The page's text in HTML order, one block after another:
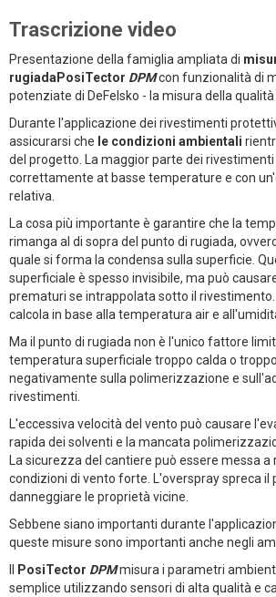
Trascrizione video
Presentazione della famiglia ampliata di
rugiadaPosiTector DPMcon funzionalità di
potenziate di DeFelsko - la misura della qualità
Durante l'applicazione dei rivestimenti
assicurarsi che le condizioni ambientali
del progetto. La maggior parte dei rivestimenti
correttamente at basse temperature e con
relativa.
La cosa più importante è garantire che la
rimanga al di sopra del punto di rugiada,
quale si forma la condensa sulla superficie.
superficiale è spesso invisibile, ma può
prematuri se intrappolata sotto il rivestimento.
calcola in base alla temperatura air e
Ma il punto di rugiada non è l'unico fattore
temperatura superficiale troppo calda o
negativamente sulla polimerizzazione e
rivestimenti.
L'eccessiva velocità del vento può causare
rapida dei solventi e la mancata
La sicurezza del cantiere può essere messa a
condizioni di vento forte. L'overspray spreca il
danneggiare le proprietà vicine.
Sebbene siano importanti durante
queste misure sono importanti anche negli
Il PosiTector DPMmisura i parametri
semplice utilizzando sensori di alta qualità e